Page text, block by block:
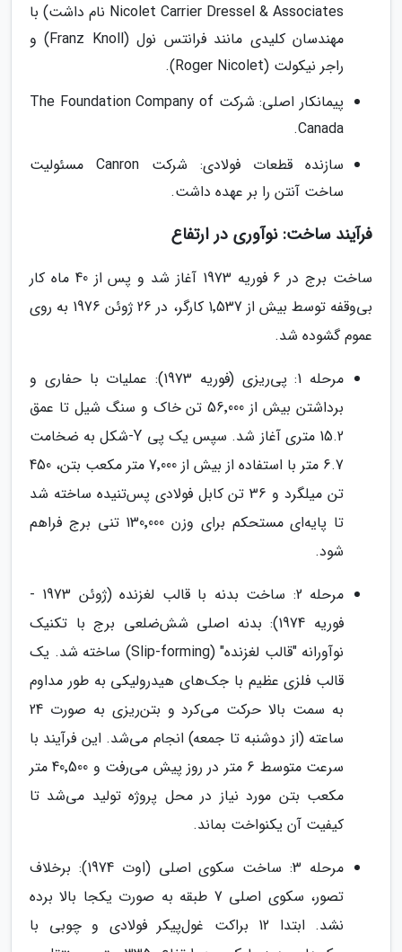
Nicolet Carrier Dressel & Associates نام داشت) با
مهندسان کلیدی مانند فرانتس نول (Franz Knoll) و
راجر نیکولت (Roger Nicolet).
پیمانکار اصلی: شرکت The Foundation Company of
Canada.
سازنده قطعات فولادی: شرکت Canron مسئولیت
ساخت آنتن را بر عهده داشت.
فرآیند ساخت: نوآوری در ارتفاع
ساخت برج در 6 فوریه 1973 آغاز شد و پس از 40 ماه کار
بی‌وقفه توسط بیش از 1٬537 کارگر، در 26 ژوئن 1976 به روی
عموم گشوده شد.
مرحله 1: پی‌ریزی (فوریه 1973): عملیات با حفاری و
برداشتن بیش از 56٬000 تن خاک و سنگ شیل تا عمق
15.2 متری آغاز شد. سپس یک پی Y-شکل به ضخامت
6.7 متر با استفاده از بیش از 7٬000 متر مکعب بتن، 450
تن میلگرد و 36 تن کابل فولادی پس‌تنیده ساخته شد
تا پایه‌ای مستحکم برای وزن 130٬000 تنی برج فراهم
شود.
مرحله 2: ساخت بدنه با قالب لغزنده (ژوئن 1973 -
فوریه 1974): بدنه اصلی شش‌ضلعی برج با تکنیک
نوآورانه "قالب لغزنده" (Slip-forming) ساخته شد. یک
قالب فلزی عظیم با جک‌های هیدرولیکی به طور مداوم
به سمت بالا حرکت می‌کرد و بتن‌ریزی به صورت 24
ساعته (از دوشنبه تا جمعه) انجام می‌شد. این فرآیند با
سرعت متوسط 6 متر در روز پیش می‌رفت و 40٬500 متر
مکعب بتن مورد نیاز در محل پروژه تولید می‌شد تا
کیفیت آن یکنواخت بماند.
مرحله 3: ساخت سکوی اصلی (اوت 1974): برخلاف
تصور، سکوی اصلی 7 طبقه به صورت یکجا بالا برده
نشد. ابتدا 12 براکت غول‌پیکر فولادی و چوبی با